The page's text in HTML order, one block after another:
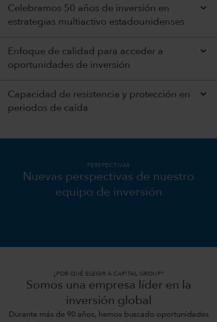
Celebramos 50 años de inversión en
estrategias multiactivo estadounidenses
Enfoque de calidad para acceder a
oportunidades de inversión
Capacidad de resistencia y protección en
periodos de caída
PERSPECTIVAS
Nuevas perspectivas de nuestro
equipo de inversión
¿POR QUÉ ELEGIR A CAPITAL GROUP?
Somos una empresa líder en la
inversión global
Durante más de 90 años, hemos buscado oportunidades